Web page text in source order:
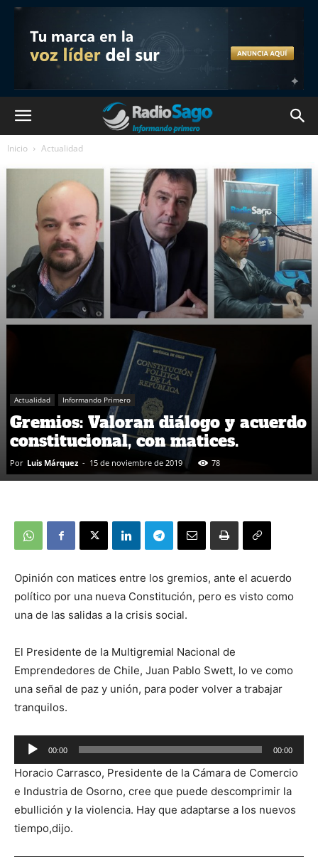
Inicio Actualidad
Actualidad Informando Primero
Gremios: Valoran diálogo y acuerdo
constitucional, con matices.
Por Luis Márquez - 15 de noviembre de 2019 78
Opinión con matices entre los gremios, ante el acuerdo
político por una nueva Constitución, pero es visto como
una de las salidas a la crisis social.
El Presidente de la Multigremial Nacional de
Emprendedores de Chile, Juan Pablo Swett, lo ve como
una señal de paz y unión, para poder volver a trabajar
tranquilos.
Reproductor
de
audio
00:00 00:00
Horacio Carrasco, Presidente de la Cámara de Comercio
e Industria de Osorno, cree que puede descomprimir la
ebullición y la violencia. Hay que adaptarse a los nuevos
tiempo,dijo.